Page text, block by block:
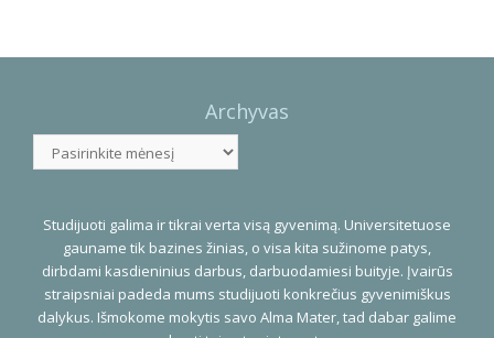
Navigation
Archyvas
Studijuoti galima ir tikrai verta visą gyvenimą. Universitetuose
gauname tik bazines žinias, o visa kita sužinome patys,
dirbdami kasdieninius darbus, darbuodamiesi buityje. Įvairūs
straipsniai padeda mums studijuoti konkrečius gyvenimiškus
dalykus. Išmokome mokytis savo Alma Mater, tad dabar galime